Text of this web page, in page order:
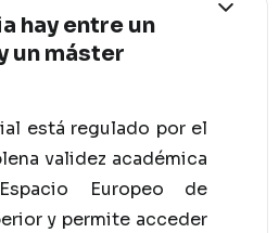
hay entre un
un máster
está regulado por el
validez académica
Europeo de
y permite acceder